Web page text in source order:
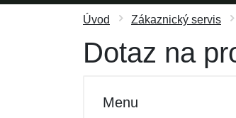
Pánské
Dámské
Úvod Zákaznický servis
Dotaz na
Menu